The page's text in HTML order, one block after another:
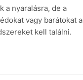
a nyaralásra, de a
vagy barátokat a
kell találni.